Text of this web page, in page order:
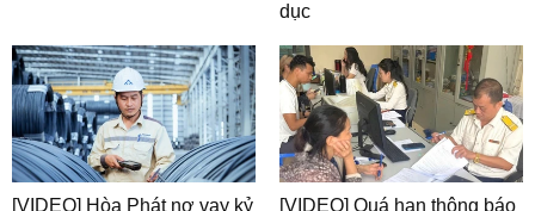
dục
[VIDEO] Hòa Phát nợ vay kỷ
[VIDEO] Quá hạn thông báo